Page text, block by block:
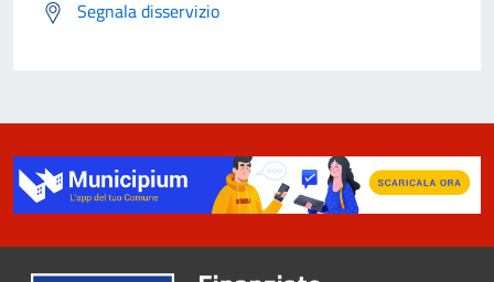
Segnala disservizio